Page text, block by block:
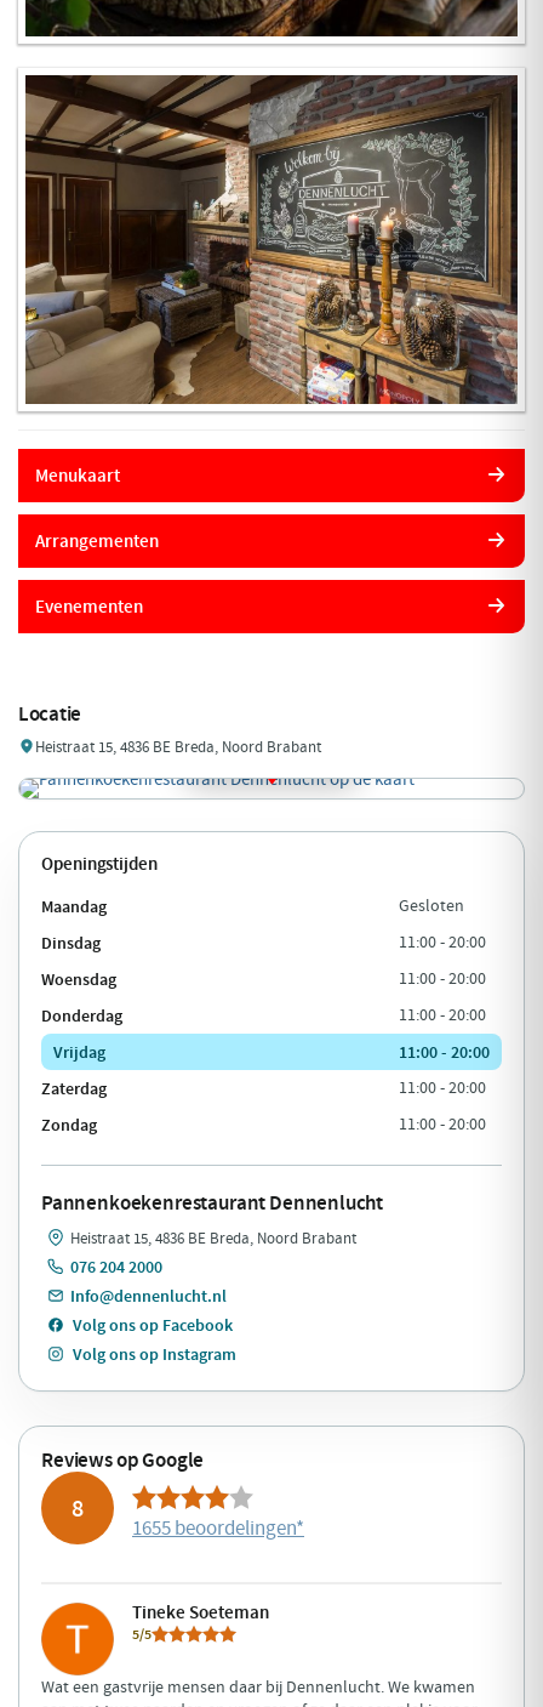
Menukaart
Arrangementen
Evenementen
Locatie
Heistraat 15, 4836 BE Breda, Noord Brabant
Openingstijden
Maandag Gesloten
Dinsdag 11:00 - 20:00
Woensdag 11:00 - 20:00
Donderdag 11:00 - 20:00
Vrijdag
11:00 - 20:00
Zaterdag
11:00 - 20:00
Zondag 11:00 - 20:00
Pannenkoekenrestaurant Dennenlucht
Heistraat 15, 4836 BE Breda, Noord Brabant
076 204 2000
Info@dennenlucht.nl
Volg ons op Facebook
Volg ons op Instagram
Reviews op Google
8
1655 beoordelingen*
Tineke Soeteman
5/5
Wat een gastvrije mensen daar bij Dennenlucht. We kwamen